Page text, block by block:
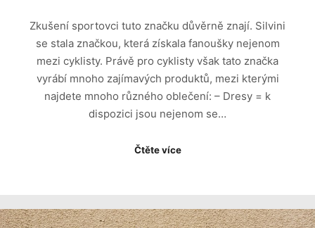
Zkušení sportovci tuto značku důvěrně znají. Silvini
se stala značkou, která získala fanoušky nejenom
mezi cyklisty. Právě pro cyklisty však tato značka
vyrábí mnoho zajímavých produktů, mezi kterými
najdete mnoho různého oblečení: – Dresy = k
dispozici jsou nejenom se…
Čtěte více